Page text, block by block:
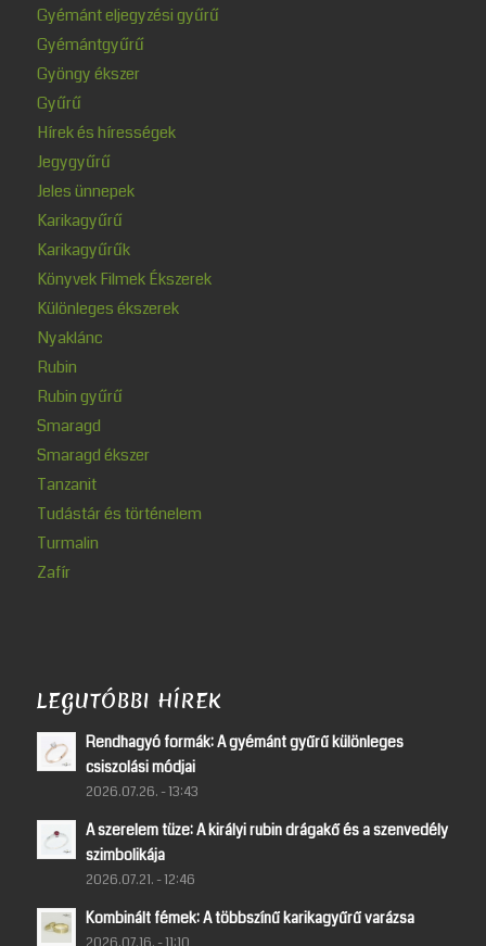
Gyémánt eljegyzési gyűrű
Gyémántgyűrű
Gyöngy ékszer
Gyűrű
Hírek és hírességek
Jegygyűrű
Jeles ünnepek
Karikagyűrű
Karikagyűrűk
Könyvek Filmek Ékszerek
Különleges ékszerek
Nyaklánc
Rubin
Rubin gyűrű
Smaragd
Smaragd ékszer
Tanzanit
Tudástár és történelem
Turmalin
Zafír
LEGUTÓBBI HÍREK
Rendhagyó formák: A gyémánt gyűrű különleges
csiszolási módjai
2026.07.26. - 13:43
A szerelem tüze: A királyi rubin drágakő és a szenvedély
szimbolikája
2026.07.21. - 12:46
Kombinált fémek: A többszínű karikagyűrű varázsa